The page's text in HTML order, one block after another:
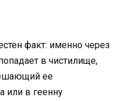
факт: именно через
в чистилище,
ее
или в геенну